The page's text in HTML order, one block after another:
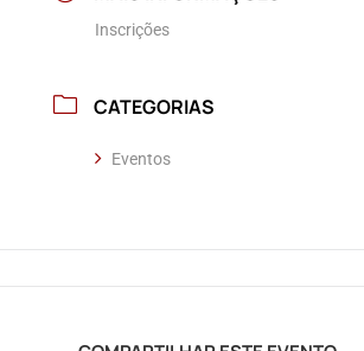
Inscrições
CATEGORIAS
Eventos